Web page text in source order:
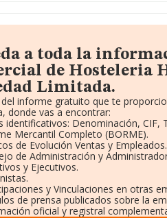
a toda la
de Hosteleria
Limitada.
informe gratuito que te
donde vas a encontrar:
identificativos: Denominación, CIF,
Mercantil Completo (BORME).
de Evolución Ventas y Empleados.
de Administración y
y Ejecutivos.
y Vinculaciones en otras
de prensa publicados sobre la
oficial y registral